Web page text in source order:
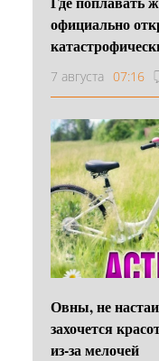
официально
7 августа 07:16
Овны, не
захочется
из-за мелочей